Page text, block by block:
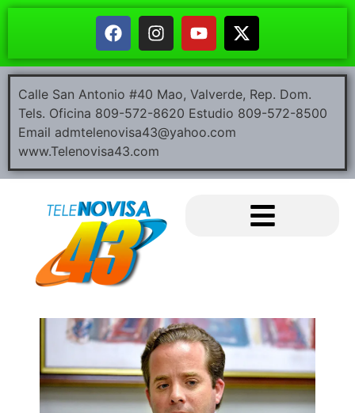
Calle San Antonio #40 Mao, Valverde, Rep. Dom.
Tels. Oficina 809-572-8620 Estudio 809-572-8500
Email admtelenovisa43@yahoo.com
www.Telenovisa43.com